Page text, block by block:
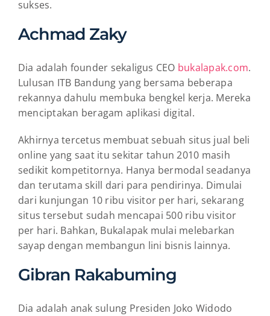
sukses.
Achmad Zaky
Dia adalah founder sekaligus CEO bukalapak.com.
Lulusan ITB Bandung yang bersama beberapa
rekannya dahulu membuka bengkel kerja. Mereka
menciptakan beragam aplikasi digital.
Akhirnya tercetus membuat sebuah situs jual beli
online yang saat itu sekitar tahun 2010 masih
sedikit kompetitornya. Hanya bermodal seadanya
dan terutama skill dari para pendirinya. Dimulai
dari kunjungan 10 ribu visitor per hari, sekarang
situs tersebut sudah mencapai 500 ribu visitor
per hari. Bahkan, Bukalapak mulai melebarkan
sayap dengan membangun lini bisnis lainnya.
Gibran Rakabuming
Dia adalah anak sulung Presiden Joko Widodo